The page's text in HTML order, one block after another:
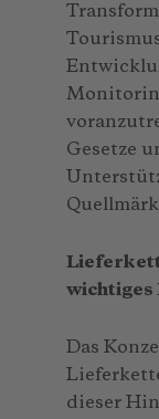
Gesetze
Das
dieser